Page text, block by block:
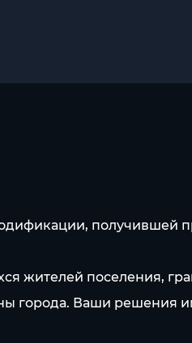
получившей
жителей поселения,
города. Ваши решения